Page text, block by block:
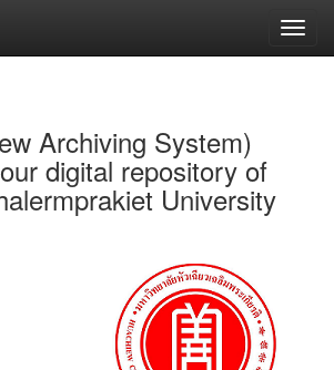
Archiving System)
digital repository of
University